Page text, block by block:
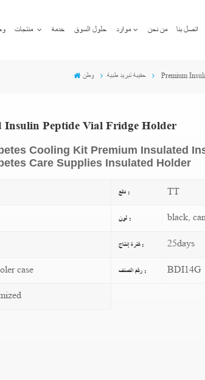
منتجات خدمة حلول السوق موارد من نحن اتصل بنا
وطن حقيبة تبريد طبية Premium
Insulin Peptide Vial Fridge Holder
Cooling Kit Premium Insulated
Care Supplies Insulated Holder
دفع : TT
لون : black,
فترة إنتاج : 25days
case رقم الصنف : BDI14G